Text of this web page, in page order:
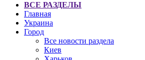
ВСЕ РАЗДЕЛЫ
Главная
Украина
Город
Все новости раздела
Киев